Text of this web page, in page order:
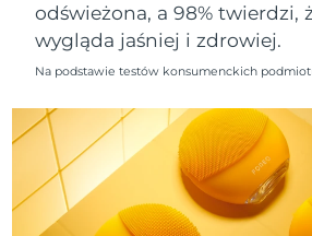
odświeżona, a 98% twierdzi,
wygląda jaśniej i zdrowiej.
Na podstawie testów konsumenckich
Polska
Portoryko
Katar